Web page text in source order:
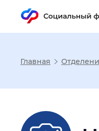
Размер
Главная